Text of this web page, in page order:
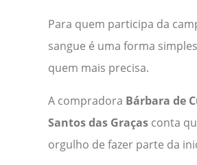
Para quem participa da
sangue é uma forma
quem mais precisa.
A compradora Bárbara de
Santos das Graças conta
orgulho de fazer parte da